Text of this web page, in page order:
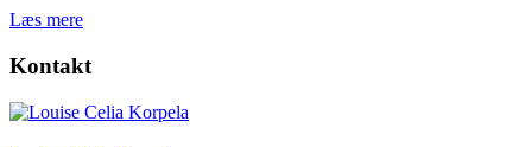
Læs mere
Kontakt